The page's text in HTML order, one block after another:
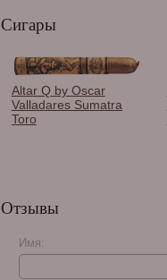
Сигары
Altar Q by Oscar
Valladares Sumatra
Toro
Отзывы
Имя: